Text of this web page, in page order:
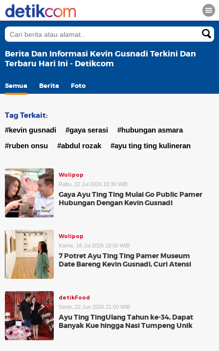
Berita Dan Informasi Kevin Gusnadi Terkini Dan
Terbaru Hari Ini - Detikcom
Semua Berita Foto
Tag Terkait:
#kevin gusnadi #gaya serasi
#hubungan asmara
#ruben onsu
#abdul rozak #ayu ting ting kulineran
Wolipop
Rabu, 22 Jul 2026 18:30 WIB
Gaya Ayu Ting Ting Mulai Go Public Pamer
Hubungan Dengan Kevin Gusnadi
Wolipop
Kamis, 16 Jul 2026 19:00 WIB
7 Potret Ayu Ting Ting Pamer Museum
Date Bareng Kevin Gusnadi, Curi Atensi
detikFood
Senin, 22 Jun 2026 21:00 WIB
Ayu Ting TingUlang Tahun ke-34, Dapat
Banyak Kue hingga Nasi Tumpeng Unik